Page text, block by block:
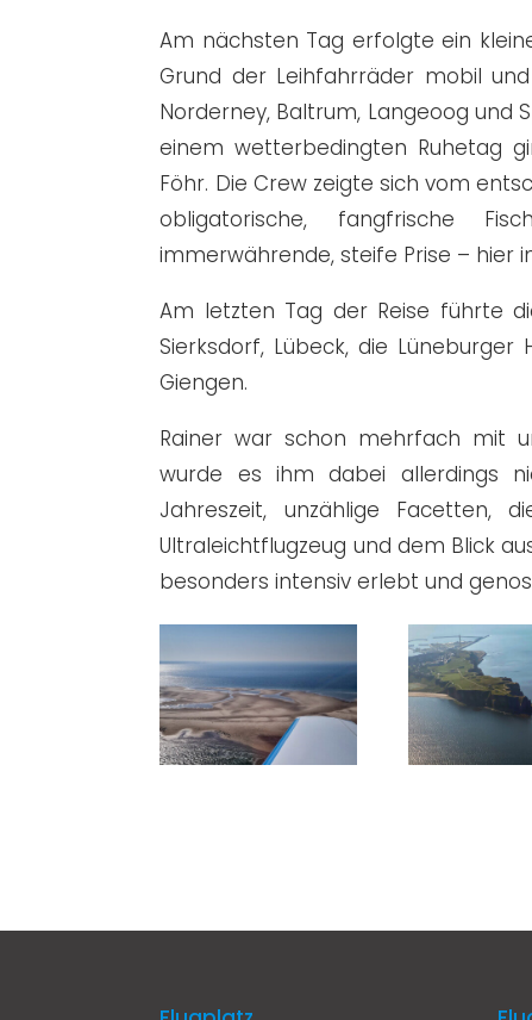
Am nächsten Tag erfolgte ein
Grund der Leihfahrräder mobil
Norderney, Baltrum, Langeoog und
einem wetterbedingten Ruhetag
Föhr. Die Crew zeigte sich vom
obligatorische, fangfrische
immerwährende, steife Prise – hier
Am letzten Tag der Reise führte
Sierksdorf, Lübeck, die
Giengen.
Rainer war schon mehrfach mit
wurde es ihm dabei allerdings
Jahreszeit, unzählige
Ultraleichtflugzeug und dem Blick
besonders intensiv erlebt und